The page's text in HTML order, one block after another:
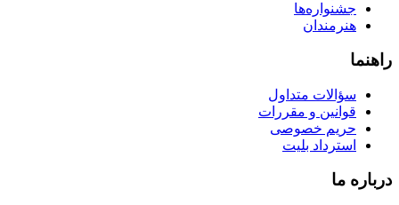
جشنواره‌ها
هنرمندان
راهنما
سؤالات متداول
قوانین و مقررات
حریم خصوصی
استرداد بلیت
درباره ما